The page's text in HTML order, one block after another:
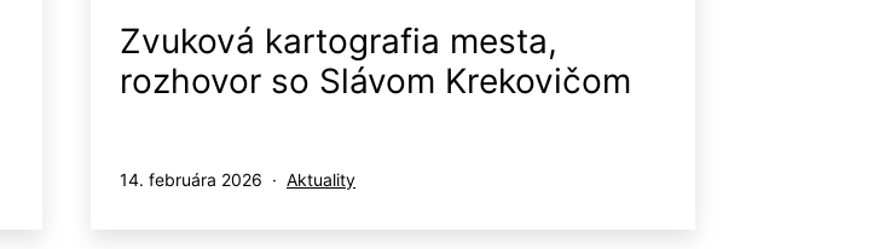
Zvuková kartografia mesta,
rozhovor so Slávom Krekovičom
Publikované
14. februára 2026
Kategorizované
Aktuality